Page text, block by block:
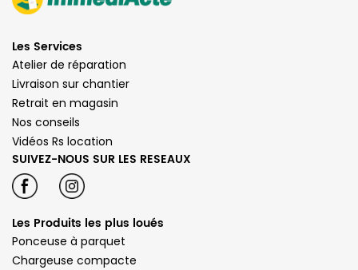
Les Services
Atelier de réparation
Livraison sur chantier
Retrait en magasin
Nos conseils
Vidéos Rs location
SUIVEZ-NOUS SUR LES RESEAUX
Les Produits les plus loués
Ponceuse à parquet
Chargeuse compacte